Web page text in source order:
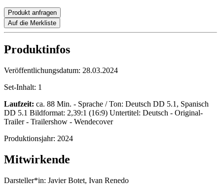
Produkt anfragen
Auf die Merkliste
Produktinfos
Veröffentlichungsdatum: 28.03.2024
Set-Inhalt: 1
Laufzeit: ca. 88 Min. - Sprache / Ton: Deutsch DD 5.1, Spanisch
DD 5.1 Bildformat: 2,39:1 (16:9) Untertitel: Deutsch - Original-
Trailer - Trailershow - Wendecover
Produktionsjahr: 2024
Mitwirkende
Darsteller*in: Javier Botet, Ivan Renedo